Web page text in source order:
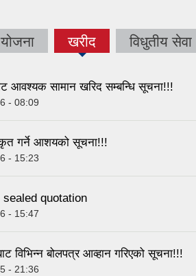
योजना खरीद
(active
विधुतीय सेवा
आवश्यक सामान खरिद सम्बन्धि सूचना!!!
- 08:09
गर्ने आशयको सूचना!!!
- 15:23
sealed quotation
- 15:47
विभिन्न बोलपत्र आव्हान गरिएको सूचना!!!
- 21:36